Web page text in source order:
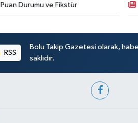
Puan Durumu ve Fikstür
RSS
Bolu Takip Gazetesi olarak,
saklıdır.